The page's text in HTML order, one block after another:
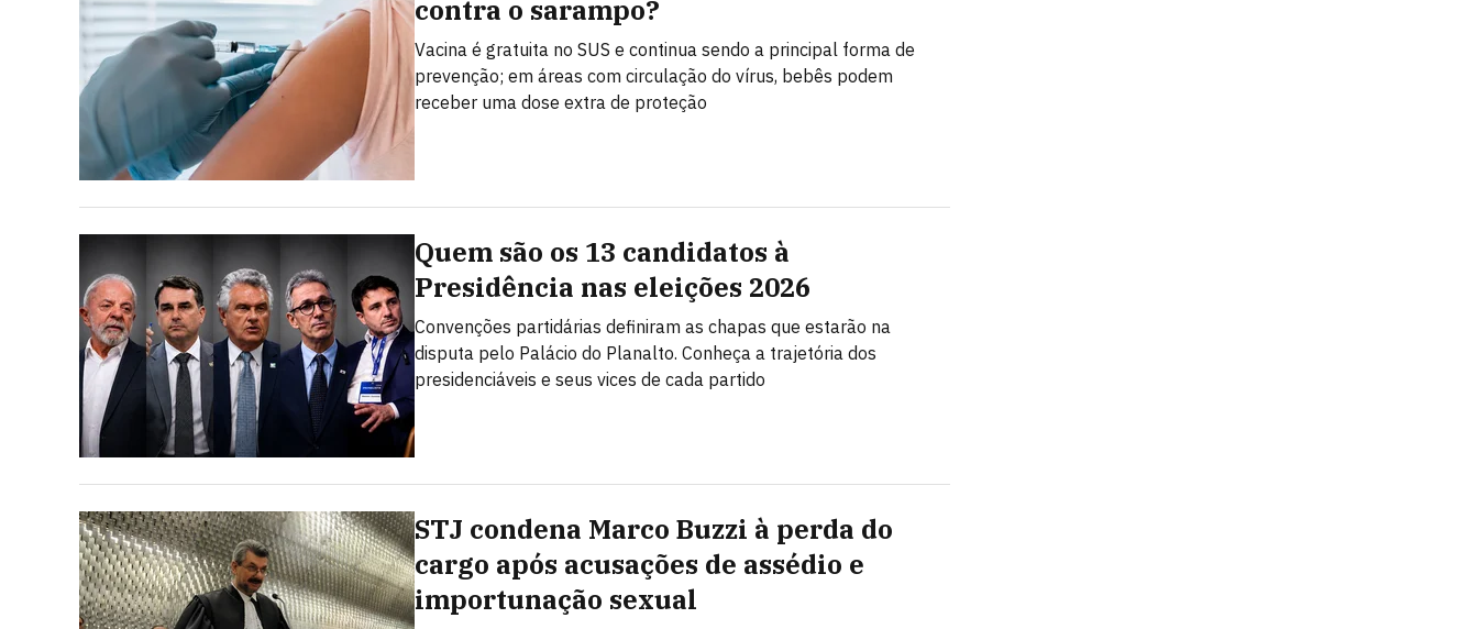
contra o sarampo?
Vacina é gratuita no SUS e continua sendo a principal forma de
prevenção; em áreas com circulação do vírus, bebês podem
receber uma dose extra de proteção
Quem são os 13 candidatos à
Presidência nas eleições 2026
Convenções partidárias definiram as chapas que estarão na
disputa pelo Palácio do Planalto. Conheça a trajetória dos
presidenciáveis e seus vices de cada partido
STJ condena Marco Buzzi à perda do
cargo após acusações de assédio e
importunação sexual